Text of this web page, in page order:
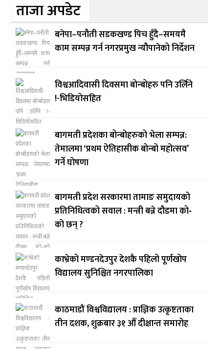
ताजा अपडेट
बनेपा–पनौती सडकखण्ड पिच हुँदै–समयमै
काम सम्पन्न गर्न नगरप्रमुख न्यौपानेको निर्देशन
विश्वआदिवासी दिवसमा बोन्बोहरु पनि उर्लिने
!-भिडियोसहित
बागमती प्रदेशका बोन्बोहरुको भेला सम्पन्न:
तेमालमा ‘प्रथम ऐतिहासीक बोन्बो महोत्सव’
गर्ने घोषणा
बागमती प्रदेश सरकारमा तामाङ समुदायको
प्रतिनिधित्वको सवाल : मन्त्री बन्ने दौडमा को‐
को छन् ?
काभ्रेको मण्डनदेउपुर देशकै पहिलो पूर्णखोप
विद्यालय सुनिश्चित नगरपालिका
काठमाडौं विश्वविद्यालय : प्राज्ञिक उत्कृष्टताका
तीन दशक, शुक्रबार ३१ औँ दीक्षान्त समारोह